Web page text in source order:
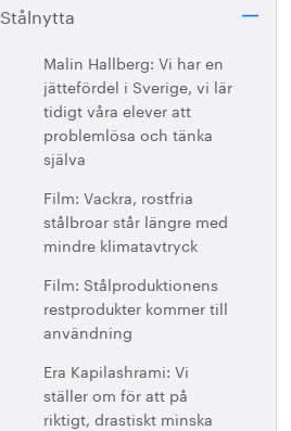
Stålnytta
Malin Hallberg: Vi har en
jättefördel i Sverige, vi lär
tidigt våra elever att
problemlösa och tänka
själva
Film: Vackra, rostfria
stålbroar står längre med
mindre klimatavtryck
Film: Stålproduktionens
restprodukter kommer till
användning
Era Kapilashrami: Vi
ställer om för att på
riktigt, drastiskt minska